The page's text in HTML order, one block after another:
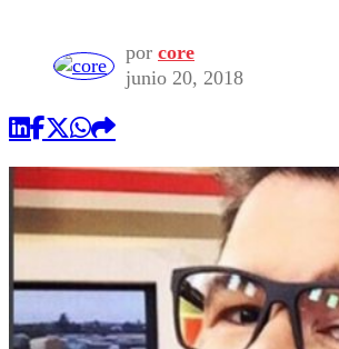
Seleccion Chilena
Torneo Internacional
Universidad de Chile
Economía
Internacional
Sustentabilidad
Publicaciones en medios
Opinión
por core
junio 20, 2018